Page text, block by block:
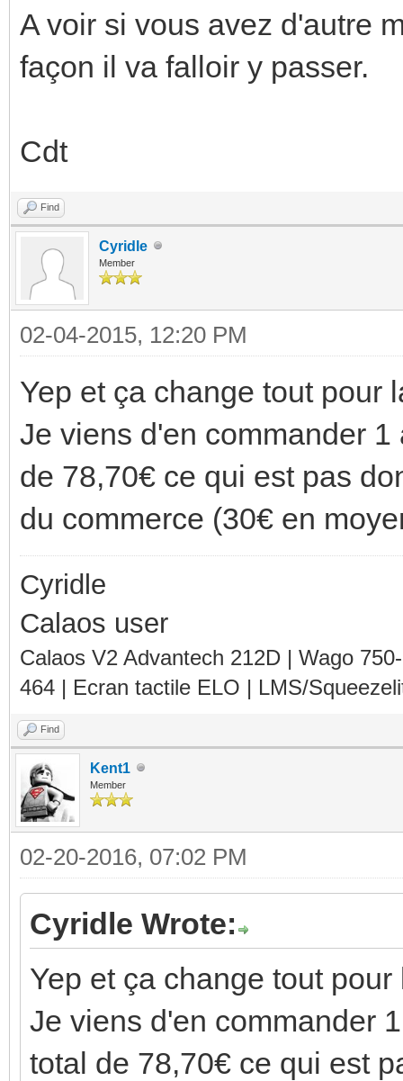
A voir si vous avez d'autre
façon il va falloir y passer.
Cdt
Find
Cyridle
Member
02-04-2015, 12:20 PM
Yep et ça change tout pour
Je viens d'en commander
de 78,70€ ce qui est pas
du commerce (30€ en
Cyridle
Calaos user
Calaos V2 Advantech 212D | Wago
464 | Ecran tactile ELO | LMS/
Find
Kent1
Member
02-20-2016, 07:02 PM
Cyridle Wrote:
Yep et ça change tout
Je viens d'en commander
total de 78,70€ ce qui est